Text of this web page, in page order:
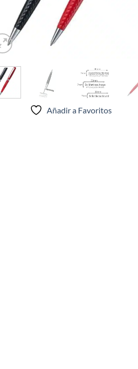
Añadir a Favoritos